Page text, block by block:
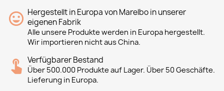
Hergestellt in Europa von Marelbo in unserer
eigenen Fabrik
Alle unsere Produkte werden in Europa hergestellt.
Wir importieren nicht aus China.
Verfügbarer Bestand
Über 500.000 Produkte auf Lager. Über 50 Geschäfte.
Lieferung in Europa.